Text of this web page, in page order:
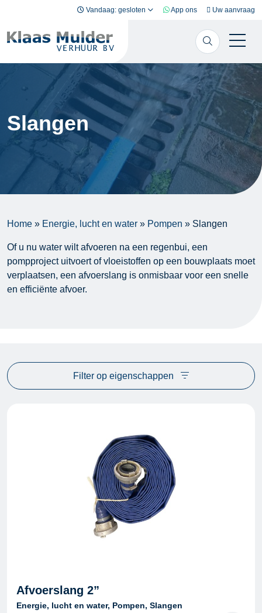
Vandaag: gesloten App ons Uw aanvraag
Slangen
Home » Energie, lucht en water » Pompen » Slangen
Of u nu water wilt afvoeren na een regenbui, een
pompproject uitvoert of vloeistoffen op een bouwplaats moet
verplaatsen, een afvoerslang is onmisbaar voor een snelle
en efficiënte afvoer.
Filter op eigenschappen
Afvoerslang 2”
Energie, lucht en water, Pompen, Slangen